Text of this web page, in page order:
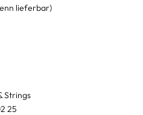
lieferbar)
Strings
25